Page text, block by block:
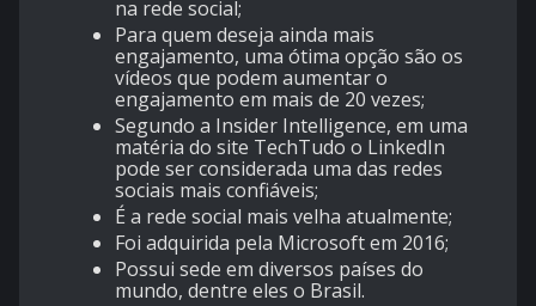
na rede social;
Para quem deseja ainda mais
engajamento, uma ótima opção são os
vídeos que podem aumentar o
engajamento em mais de 20 vezes;
Segundo a Insider Intelligence, em uma
matéria do site TechTudo o LinkedIn
pode ser considerada uma das redes
sociais mais confiáveis;
É a rede social mais velha atualmente;
Foi adquirida pela Microsoft em 2016;
Possui sede em diversos países do
mundo, dentre eles o Brasil.